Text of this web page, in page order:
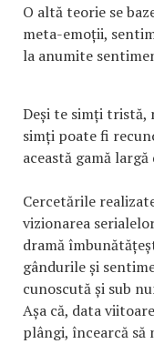
O altă teorie se
meta-emoții,
la anumite
Deși te simți tristă,
simți poate fi
această gamă
Cercetările
vizionarea
dramă
gândurile și
cunoscută și sub
Așa că, data
plângi, încearcă să